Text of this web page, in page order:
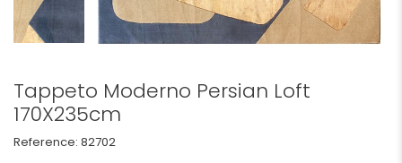
Tappeto Moderno Persian Loft
170X235cm
Reference: 82702